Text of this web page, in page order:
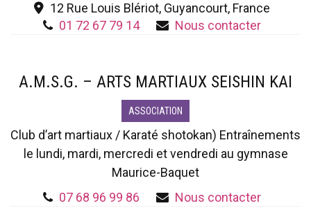
12 Rue Louis Blériot, Guyancourt, France
01 72 67 79 14
Nous contacter
A.M.S.G. – ARTS MARTIAUX SEISHIN KAI
ASSOCIATION
Club d’art martiaux / Karaté shotokan) Entraînements
le lundi, mardi, mercredi et vendredi au gymnase
Maurice-Baquet
07 68 96 99 86
Nous contacter